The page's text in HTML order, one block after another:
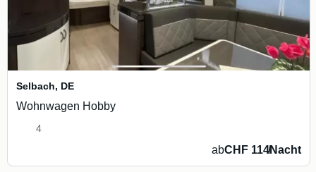
Selbach, DE
Wohnwagen Hobby
4
abCHF 114/Nacht